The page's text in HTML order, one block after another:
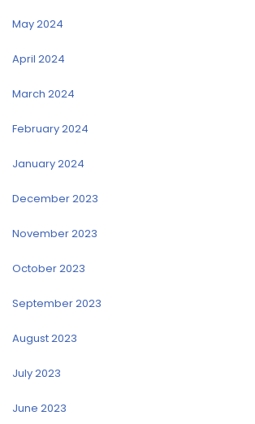
May 2024
April 2024
March 2024
February 2024
January 2024
December 2023
November 2023
October 2023
September 2023
August 2023
July 2023
June 2023